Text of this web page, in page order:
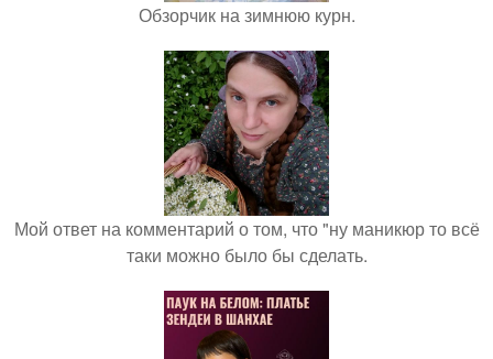
Обзорчик на зимнюю курн.
Мой ответ на комментарий о том, что "ну маникюр то всё
таки можно было бы сделать.